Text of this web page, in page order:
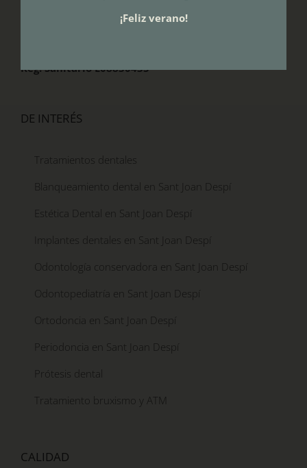
instalaciones de última generación, adecuadas para dar
cobertura a todas las edades y especialidades de la
Reg. Sanitario E08830435
DE INTERÉS
Tratamientos dentales
Blanqueamiento dental en Sant Joan Despí
Estética Dental en Sant Joan Despí
Implantes dentales en Sant Joan Despí
Odontología conservadora en Sant Joan Despí
Odontopediatría en Sant Joan Despí
Ortodoncia en Sant Joan Despí
Periodoncia en Sant Joan Despí
Prótesis dental
Tratamiento bruxismo y ATM
CALIDAD
¡Feliz verano!